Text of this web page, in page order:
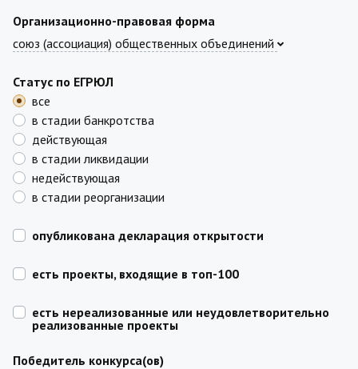
Организационно-правовая форма
союз (ассоциация) общественных объединений
Статус по ЕГРЮЛ
все
в стадии банкротства
действующая
в стадии ликвидации
недействующая
в стадии реорганизации
опубликована декларация открытости
есть проекты, входящие в топ-100
есть нереализованные или неудовлетворительно
реализованные проекты
Победитель конкурса(ов)